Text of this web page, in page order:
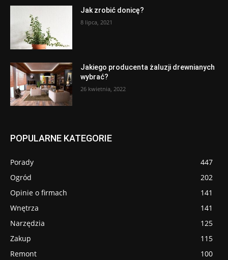
Jak zrobić donicę?
8 lipca, 2021
Jakiego producenta żaluzji drewnianych
wybrać?
26 kwietnia, 2022
POPULARNE KATEGORIE
Porady
447
Ogród
202
Opinie o firmach
141
Wnętrza
141
Narzędzia
125
Zakup
115
Remont
100